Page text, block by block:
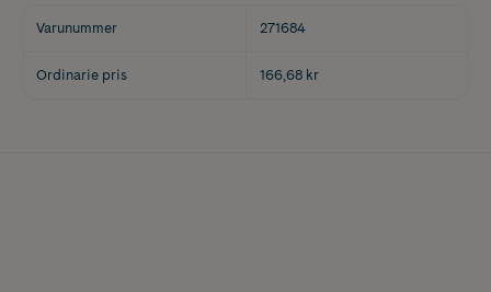
Varunummer 271684
Ordinarie pris 166,68 kr